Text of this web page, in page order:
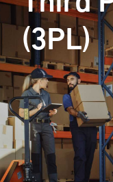
(3PL)